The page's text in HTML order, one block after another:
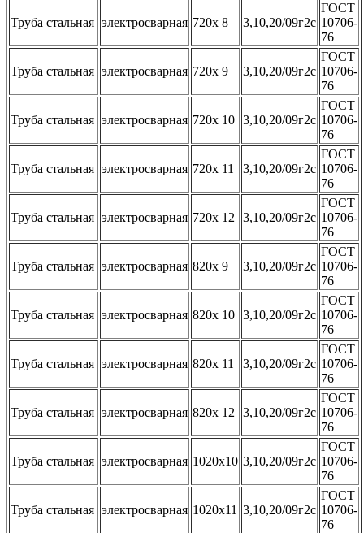
Труба стальная электросварная 720х 8 3,10,20/09г2с
ГОСТ
10706-
76
Труба стальная электросварная 720х 9 3,10,20/09г2с
ГОСТ
10706-
76
Труба стальная электросварная 720х 10 3,10,20/09г2с
ГОСТ
10706-
76
Труба стальная электросварная 720х 11 3,10,20/09г2с
ГОСТ
10706-
76
Труба стальная электросварная 720х 12 3,10,20/09г2с
ГОСТ
10706-
76
Труба стальная электросварная 820х 9 3,10,20/09г2с
ГОСТ
10706-
76
Труба стальная электросварная 820х 10 3,10,20/09г2с
ГОСТ
10706-
76
Труба стальная электросварная 820х 11 3,10,20/09г2с
ГОСТ
10706-
76
Труба стальная электросварная 820х 12 3,10,20/09г2с
ГОСТ
10706-
76
Труба стальная электросварная 1020х10 3,10,20/09г2с
ГОСТ
10706-
76
Труба стальная электросварная 1020х11 3,10,20/09г2с
ГОСТ
10706-
76